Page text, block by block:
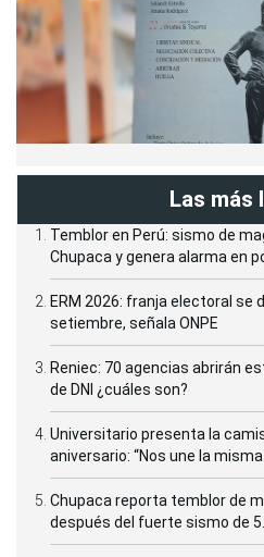
Las más
Temblor en Perú: sismo de
Chupaca y genera alarma en
ERM 2026: franja electoral se
setiembre, señala ONPE
Reniec: 70 agencias abrirán
de DNI ¿cuáles son?
Universitario presenta la
aniversario: “Nos une la
Chupaca reporta temblor de
después del fuerte sismo de